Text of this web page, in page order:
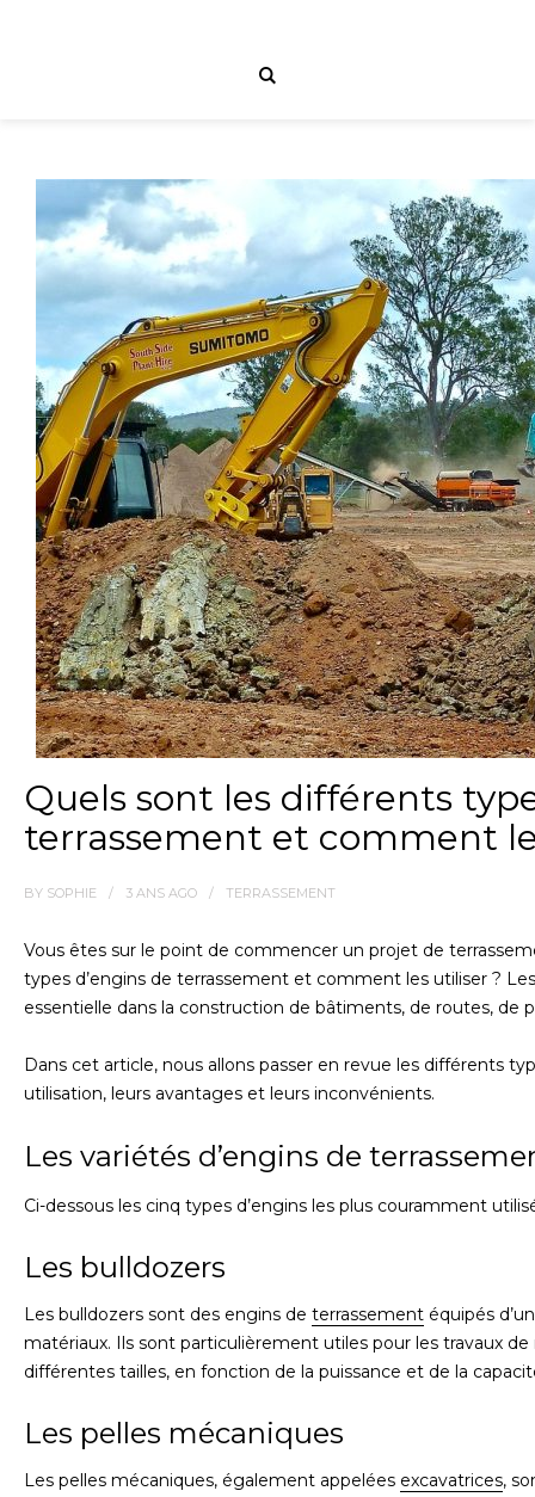
Quels sont les différents
terrassement et comment
BY SOPHIE 3 ANS AGO TERRASSEMENT
Vous êtes sur le point de commencer un projet de
types d’engins de terrassement et comment les utiliser ?
essentielle dans la construction de bâtiments, de routes, de
Dans cet article, nous allons passer en revue les différents
utilisation, leurs avantages et leurs inconvénients.
Les variétés d’engins de
Ci-dessous les cinq types d’engins les plus couramment
Les bulldozers
Les bulldozers sont des engins de terrassement équipés
matériaux. Ils sont particulièrement utiles pour les travaux
différentes tailles, en fonction de la puissance et de la
Les pelles mécaniques
Les pelles mécaniques, également appelées excavatrices,